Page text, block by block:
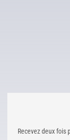
Recevez deux fois